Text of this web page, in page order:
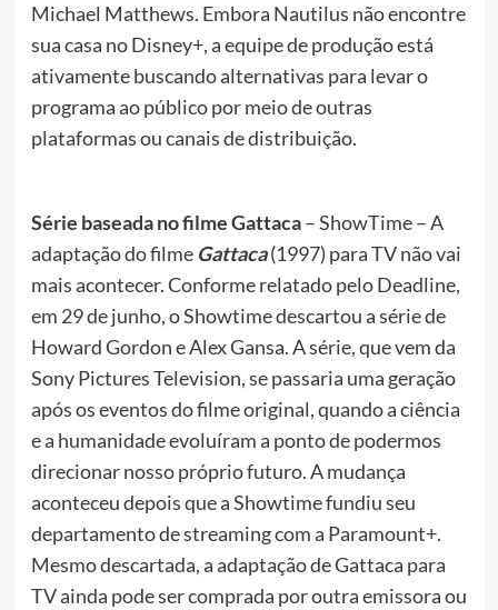
Michael Matthews. Embora Nautilus não encontre
sua casa no Disney+, a equipe de produção está
ativamente buscando alternativas para levar o
programa ao público por meio de outras
plataformas ou canais de distribuição.
Série baseada no filme Gattaca– ShowTime – A
adaptação do filme Gattaca(1997) para TV não vai
mais acontecer. Conforme relatado pelo Deadline,
em 29 de junho, o Showtime descartou a série de
Howard Gordon e Alex Gansa. A série, que vem da
Sony Pictures Television, se passaria uma geração
após os eventos do filme original, quando a ciência
e a humanidade evoluíram a ponto de podermos
direcionar nosso próprio futuro. A mudança
aconteceu depois que a Showtime fundiu seu
departamento de streaming com a Paramount+.
Mesmo descartada, a adaptação de Gattaca para
TV ainda pode ser comprada por outra emissora ou